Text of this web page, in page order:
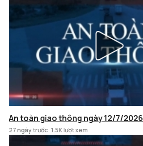
An toàn giao thông ngày 12/7/2026
27 ngày trước 1.5K lượt xem